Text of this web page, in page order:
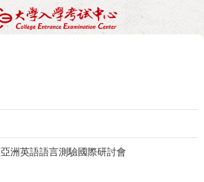
亞洲英語語言測驗國際研討會